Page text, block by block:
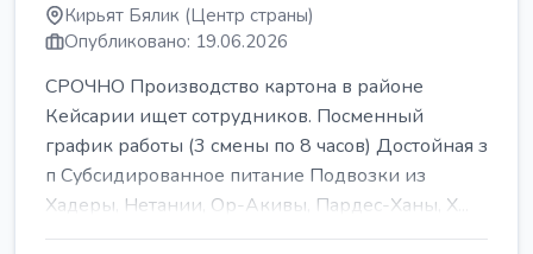
Кирьят Бялик (Центр страны)
Опубликовано: 19.06.2026
СРОЧНО Производство картона в районе
Кейсарии ищет сотрудников. Посменный
график работы (3 смены по 8 часов) Достойная з
п Субсидированное питание Подвозки из
Хадеры, Нетании, Ор-Акивы, Пардес-Ханы, Х...